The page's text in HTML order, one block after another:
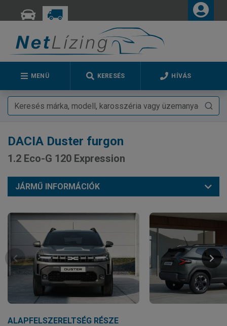
MENÜ KERESÉS HÍVÁS
DACIA Duster furgon
1.2 Eco-G 120 Expression
JÁRMŰ INFORMÁCIÓK
ALAPFELSZERELTSÉG RÉSZE